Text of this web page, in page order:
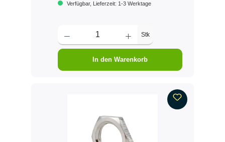
Verfügbar, Lieferzeit: 1-3 Werktage
Stk
In den Warenkorb